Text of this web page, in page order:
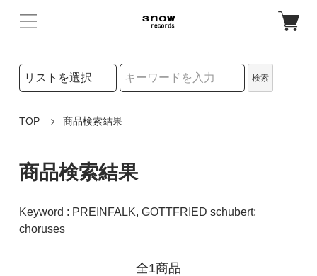
検索リストの選択
検索
TOP 商品検索結果
商品検索結果
Keyword : PREINFALK, GOTTFRIED schubert;
choruses
全1商品